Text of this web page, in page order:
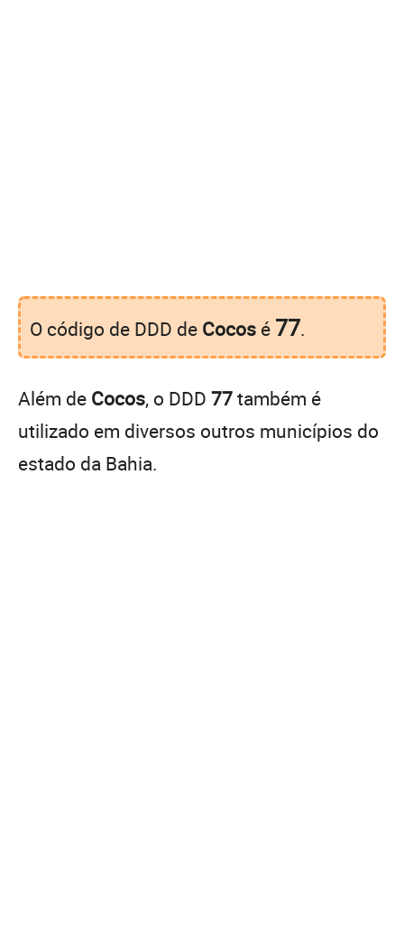
O código de DDD de Cocos é 77.
Além de Cocos, o DDD 77também é
utilizado em diversos outros municípios do
estado da Bahia.